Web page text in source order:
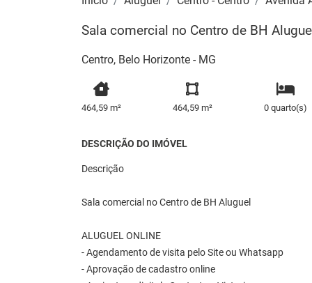
Sala comercial no Centro de BH
Centro, Belo Horizonte - MG
464,59 m² 464,59 m² 0 quarto(s)
DESCRIÇÃO DO IMÓVEL
Descrição
Sala comercial no Centro de BH Aluguel
ALUGUEL ONLINE
- Agendamento de visita pelo Site ou Whatsapp
- Aprovação de cadastro online